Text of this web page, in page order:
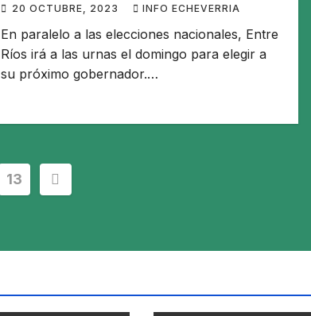
20 OCTUBRE, 2023 INFO ECHEVERRIA
En paralelo a las elecciones nacionales, Entre
Ríos irá a las urnas el domingo para elegir a
su próximo gobernador.…
13